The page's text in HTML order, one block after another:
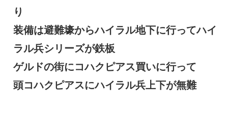
り
装備は避難壕からハイラル地下に行ってハイ
ラル兵シリーズが鉄板
ゲルドの街にコハクピアス買いに行って
頭コハクピアスにハイラル兵上下が無難